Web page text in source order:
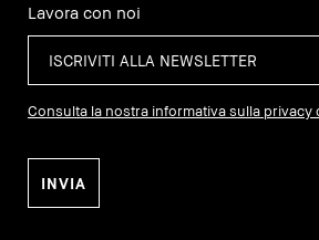
Lavora con noi
Consulta la nostra informativa sulla privacy